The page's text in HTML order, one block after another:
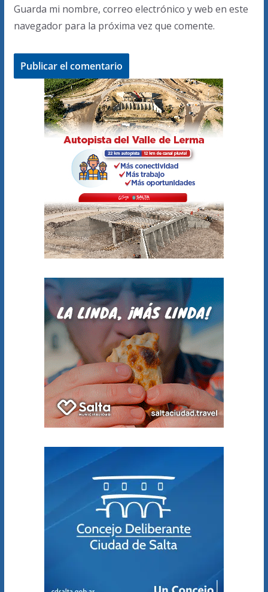
Guarda mi nombre, correo electrónico y web en este
navegador para la próxima vez que comente.